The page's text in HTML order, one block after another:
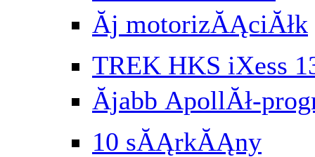
Ăj motorizĂĄciĂłk
TREK HKS iXess
Ăjabb ApollĂł-
10 sĂĄrkĂĄny